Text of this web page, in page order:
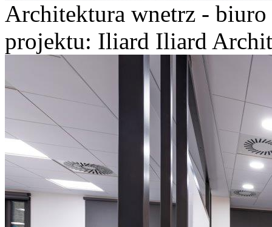
Architektura wnetrz -
projektu: Iliard Iliard